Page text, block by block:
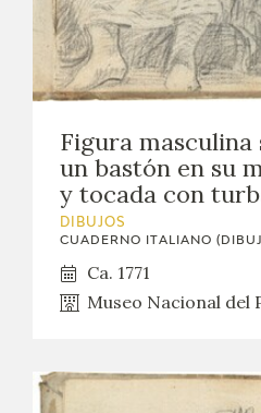
Figura masculina
un bastón en su
y tocada con
DIBUJOS
CUADERNO ITALIANO
Ca. 1771
Museo Nacional del